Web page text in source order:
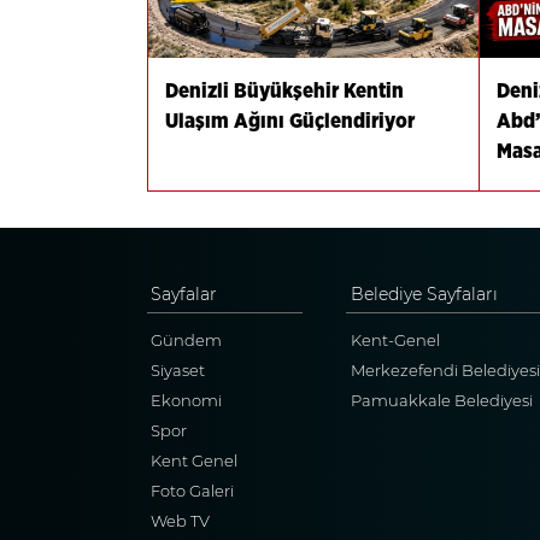
Denizli Büyükşehir Kentin
Ulaşım Ağını Güçlendiriyor
Sayfalar
Gündem
Siyaset
Ekonomi
Spor
Kent Genel
Foto Galeri
Web TV
Belediye Sayfaları
Kent-Genel
Merkezefendi Belediyesi
Pamuakkale Belediyesi